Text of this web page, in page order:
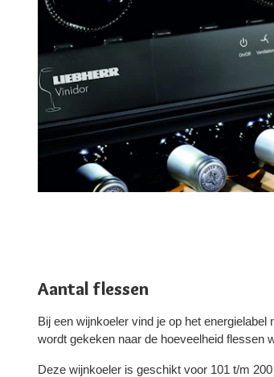
Aantal flessen
Bij een wijnkoeler vind je op het
wordt gekeken naar de hoeveelheid flessen
Deze wijnkoeler is geschikt voor 101 t/m